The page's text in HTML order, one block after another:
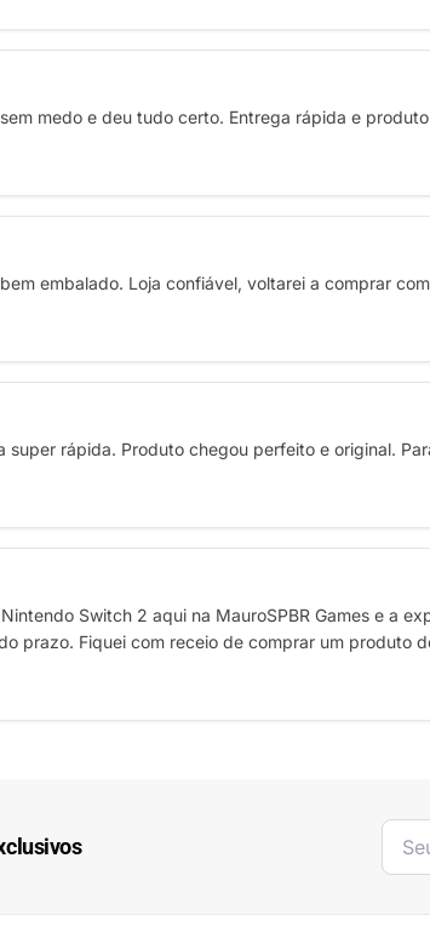
medo e deu tudo certo. Entrega rápida e
embalado. Loja confiável, voltarei a comprar
super rápida. Produto chegou perfeito e original.
Switch 2 aqui na MauroSPBR Games e a
prazo. Fiquei com receio de comprar um produto